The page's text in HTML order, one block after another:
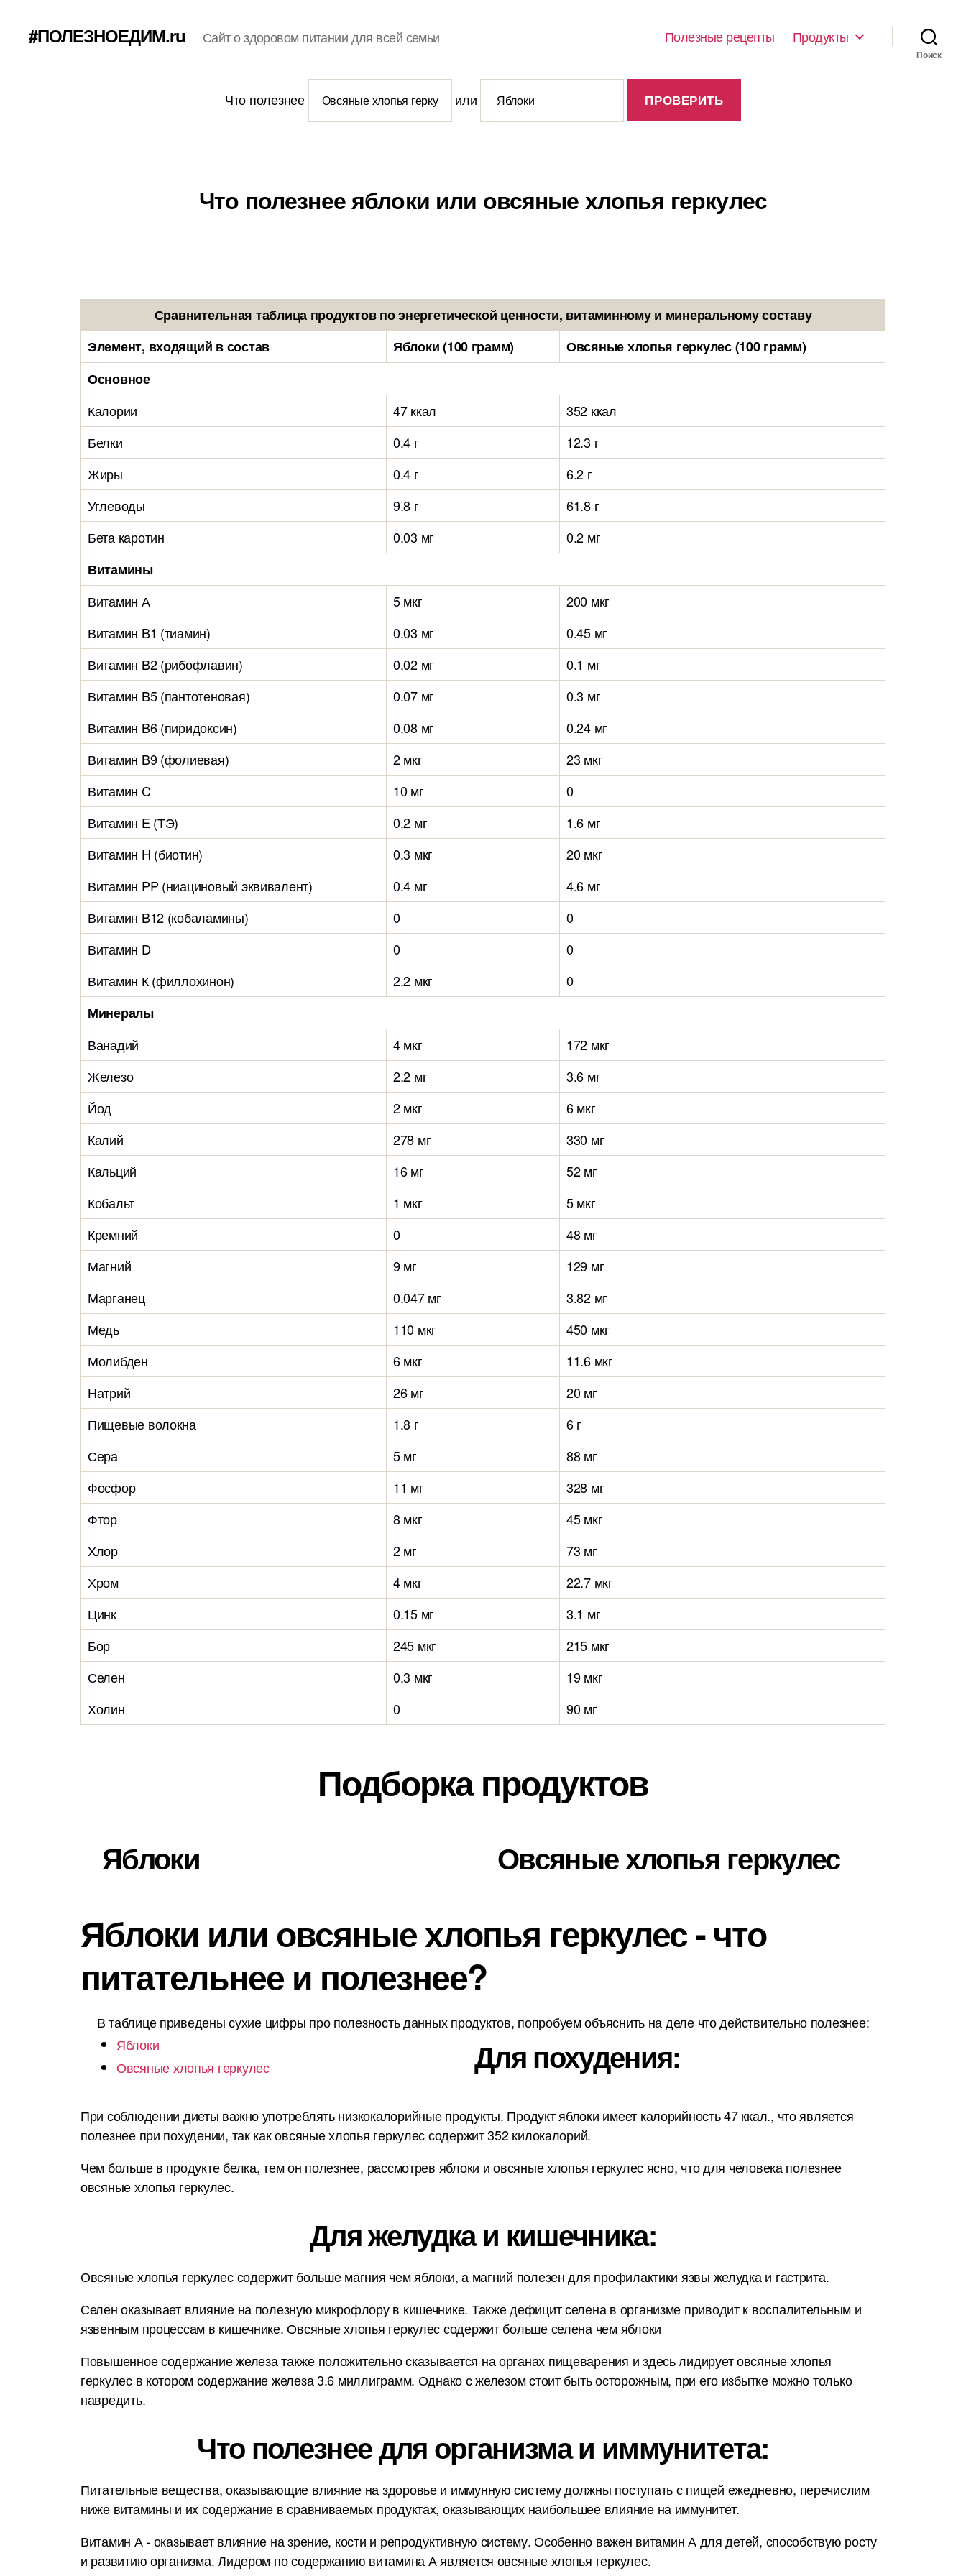
#ПОЛЕЗНОЕДИМ.ru Сайт о здоровом питании для всей семьи Полезные рецепты Продукты
Поиск
Что полезнее или
Что полезнее яблоки или овсяные хлопья геркулес
Сравнительная таблица продуктов по энергетической ценности, витаминному и минеральному составу
Элемент, входящий в состав
Яблоки (100 грамм)
Овсяные хлопья геркулес (100 грамм)
Основное
Калории
47 ккал
352 ккал
Белки
0.4 г
12.3 г
Жиры
0.4 г
6.2 г
Углеводы
9.8 г
61.8 г
Бета каротин
0.03 мг
0.2 мг
Витамины
Витамин А
5 мкг
200 мкг
Витамин B1 (тиамин)
0.03 мг
0.45 мг
Витамин B2 (рибофлавин)
0.02 мг
0.1 мг
Витамин B5 (пантотеновая)
0.07 мг
0.3 мг
Витамин B6 (пиридоксин)
0.08 мг
0.24 мг
Витамин B9 (фолиевая)
2 мкг
23 мкг
Витамин C
10 мг
0
Витамин E (ТЭ)
0.2 мг
1.6 мг
Витамин H (биотин)
0.3 мкг
20 мкг
Витамин PP (ниациновый эквивалент)
0.4 мг
4.6 мг
Витамин B12 (кобаламины)
0
0
Витамин D
0
0
Витамин К (филлохинон)
2.2 мкг
0
Минералы
Ванадий
4 мкг
172 мкг
Железо
2.2 мг
3.6 мг
Йод
2 мкг
6 мкг
Калий
278 мг
330 мг
Кальций
16 мг
52 мг
Кобальт
1 мкг
5 мкг
Кремний
0
48 мг
Магний
9 мг
129 мг
Марганец
0.047 мг
3.82 мг
Медь
110 мкг
450 мкг
Молибден
6 мкг
11.6 мкг
Натрий
26 мг
20 мг
Пищевые волокна
1.8 г
6 г
Сера
5 мг
88 мг
Фосфор
11 мг
328 мг
Фтор
8 мкг
45 мкг
Хлор
2 мг
73 мг
Хром
4 мкг
22.7 мкг
Цинк
0.15 мг
3.1 мг
Бор
245 мкг
215 мкг
Селен
0.3 мкг
19 мкг
Холин
0 90 мг
Подборка продуктов
Яблоки Овсяные хлопья геркулес
Яблоки или овсяные хлопья геркулес - что
питательнее и полезнее?
В таблице приведены сухие цифры про полезность данных продуктов, попробуем объяснить на деле что действительно полезнее:
Яблоки
Овсяные хлопья геркулес
Для похудения:
При соблюдении диеты важно употреблять низкокалорийные продукты. Продукт яблоки имеет калорийность 47 ккал., что является
полезнее при похудении, так как овсяные хлопья геркулес содержит 352 килокалорий.
Чем больше в продукте белка, тем он полезнее, рассмотрев яблоки и овсяные хлопья геркулес ясно, что для человека полезнее
овсяные хлопья геркулес.
Для желудка и кишечника:
Овсяные хлопья геркулес содержит больше магния чем яблоки, а магний полезен для профилактики язвы желудка и гастрита.
Селен оказывает влияние на полезную микрофлору в кишечнике. Также дефицит селена в организме приводит к воспалительным и
язвенным процессам в кишечнике. Овсяные хлопья геркулес содержит больше селена чем яблоки
Повышенное содержание железа также положительно сказывается на органах пищеварения и здесь лидирует овсяные хлопья
геркулес в котором содержание железа 3.6 миллиграмм. Однако с железом стоит быть осторожным, при его избытке можно только
навредить.
Что полезнее для организма и иммунитета:
Питательные вещества, оказывающие влияние на здоровье и иммунную систему должны поступать с пищей ежедневно, перечислим
ниже витамины и их содержание в сравниваемых продуктах, оказывающих наибольшее влияние на иммунитет.
Витамин А - оказывает влияние на зрение, кости и репродуктивную систему. Особенно важен витамин А для детей, способствую росту
и развитию организма. Лидером по содержанию витамина А является овсяные хлопья геркулес.